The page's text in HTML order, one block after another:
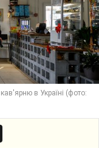
в Україні (фото: